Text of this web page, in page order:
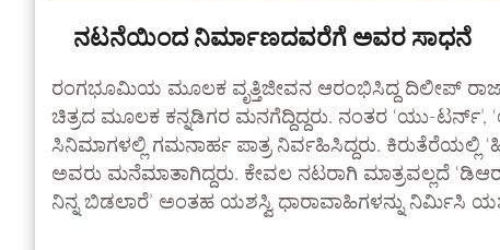
ನಟನೆಯಿಂದ ನಿರ್ಮಾಣದವರೆಗೆ ಅವರ ಸಾಧನೆ
ರಂಗಭೂಮಿಯ ಮೂಲಕ ವೃತ್ತಿಜೀವನ ಆರಂಭಿಸಿದ್ದ ದಿಲೀಪ್
ಚಿತ್ರದ ಮೂಲಕ ಕನ್ನಡಿಗರ ಮನಗೆದ್ದಿದ್ದರು. ನಂತರ ‘ಯು-ಟರ್ನ್’,
ಸಿನಿಮಾಗಳಲ್ಲಿ ಗಮನಾರ್ಹ ಪಾತ್ರ ನಿರ್ವಹಿಸಿದ್ದರು. ಕಿರುತೆರೆಯಲ್ಲಿ
ಅವರು ಮನೆಮಾತಾಗಿದ್ದರು. ಕೇವಲ ನಟರಾಗಿ ಮಾತ್ರವಲ್ಲದೆ ‘ಡಿಆರ್
ನಿನ್ನ ಬಿಡಲಾರೆ’ ಅಂತಹ ಯಶಸ್ವಿ ಧಾರಾವಾಹಿಗಳನ್ನು ನಿರ್ಮಿಸಿ